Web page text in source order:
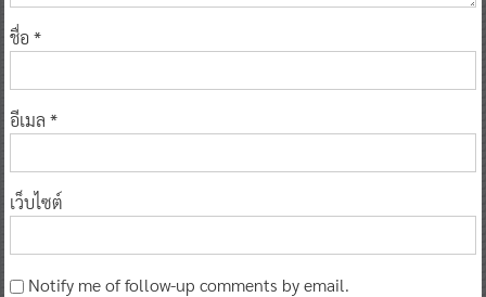
ชื่อ *
อีเมล *
เว็บไซต์
Notify me of follow-up comments by email.